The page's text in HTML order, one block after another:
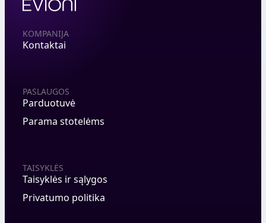
KOMPANIJA
Kontaktai
PASLAUGOS
Parduotuvė
Parama stotelėms
TAISYKLĖS
Taisyklės ir sąlygos
Privatumo politika